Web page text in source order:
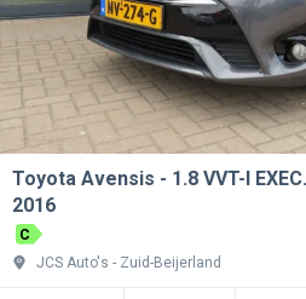
Toyota Avensis
1.8 VVT-I
2016
C
JCS Auto's
Zuid-Beijerland